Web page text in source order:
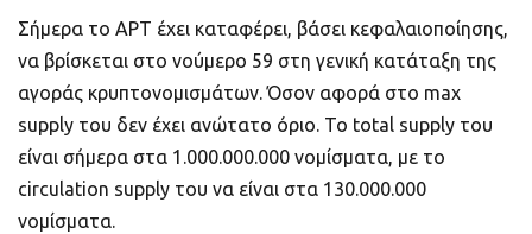
Σήμερα το APT έχει καταφέρει, βάσει κεφαλαιοποίησης,
να βρίσκεται στο νούμερο 59 στη γενική κατάταξη της
αγοράς κρυπτονομισμάτων. Όσον αφορά στο max
supply του δεν έχει ανώτατο όριο. Το total supply του
είναι σήμερα στα 1.000.000.000 νομίσματα, με το
circulation supply του να είναι στα 130.000.000
νομίσματα.